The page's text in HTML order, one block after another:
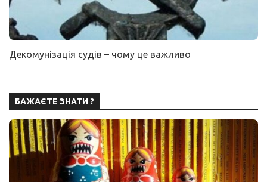
Декомунізація судів – чому це важливо
БАЖАЄТЕ ЗНАТИ ?